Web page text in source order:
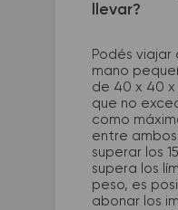
llevar?
Podés viajar
mano
de 40 x 40 x
que no
como
entre
superar los
supera los
peso, es
abonar los